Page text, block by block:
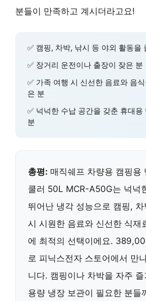
분들이 만족하고 계시더라고요!
✅ 캠핑, 차박, 낚시 등 야외 활동을
✅ 장거리 운전이나 출장이 잦은 분
✅ 가족 여행 시 신선한 음료와 음
은 분
✅ 넉넉한 수납 공간을 갖춘 휴대용
분
총평: 매직쉐프 차량용 캠핑용
쿨러 50L MCR-A50G는 넉넉
뛰어난 냉각 성능으로 캠핑,
시 시원한 음료와 신선한 식재
에 최적의 선택이에요.
로 피닉스전자 스토어에서 만
니다. 캠핑이나 차박을 자주
용량 냉장 보관이 필요한 분들